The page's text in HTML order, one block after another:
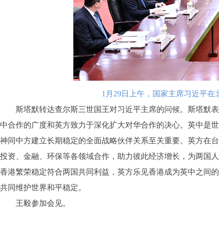
1月29日上午，国家主席习近平
斯塔默转达查尔斯三世国王对习近平主席的问候。斯塔默表
中合作的广度和英方致力于深化扩大对华合作的决心。英中是
神同中方建立长期稳定的全面战略伙伴关系至关重要。英方在
投资、金融、环保等各领域合作，助力彼此经济增长，为两国
香港繁荣稳定符合两国共同利益，英方乐见香港成为英中之间
共同维护世界和平稳定。
王毅参加会见。